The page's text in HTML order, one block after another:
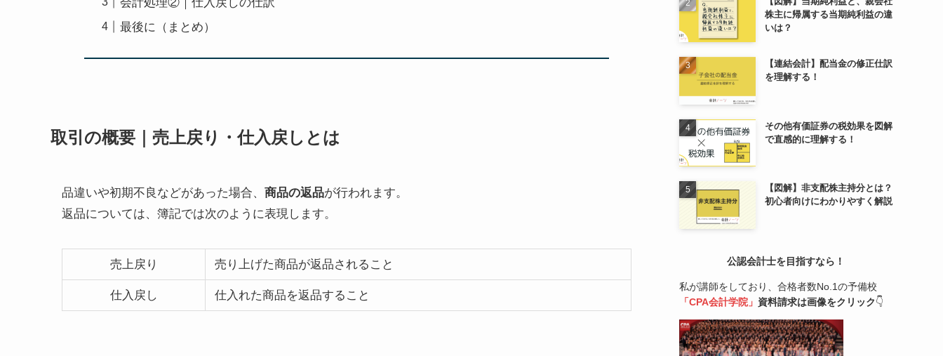
最後に（まとめ）
取引の概要｜売上戻り・仕入戻しとは
品違いや初期不良などがあった場合、 商品の返品が行われます。
返品については、簿記では次のように表現します。
売上戻り 売り上げた商品が返品されること
仕入戻し 仕入れた商品を返品すること
株主に帰属する当期純利益の違
いは？
【連結会計】配当金の修正仕訳
を理解する！
その他有価証券の税効果を図解
で直感的に理解する！
【図解】非支配株主持分とは？
初心者向けにわかりやすく解説
公認会計士を目指すなら！
私が講師をしており、合格者数No.1の予備校
「CPA会計学院」 資料請求は画像をクリック👇